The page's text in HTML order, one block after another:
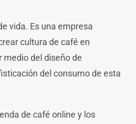
vida. Es una empresa
cultura de café en
medio del diseño de
del consumo de esta
de café online y los